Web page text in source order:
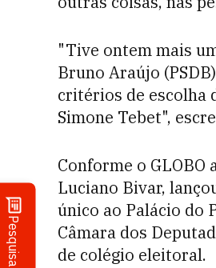
Pesquisa
"Tive ontem mais
Bruno Araújo
critérios de escolha
Simone Tebet",
Conforme o
Luciano Bivar,
único ao Palácio do
Câmara dos
de colégio eleitoral.